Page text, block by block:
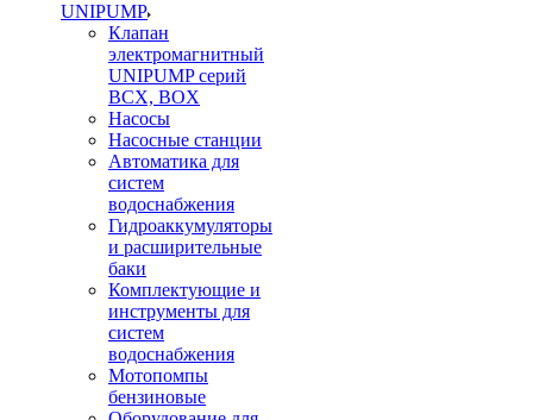
UNIPUMP
Клапан
электромагнитный
UNIPUMP серий
BCX, BOX
Насосы
Насосные станции
Автоматика для
систем
водоснабжения
Гидроаккумуляторы
и расширительные
баки
Комплектующие и
инструменты для
систем
водоснабжения
Мотопомпы
бензиновые